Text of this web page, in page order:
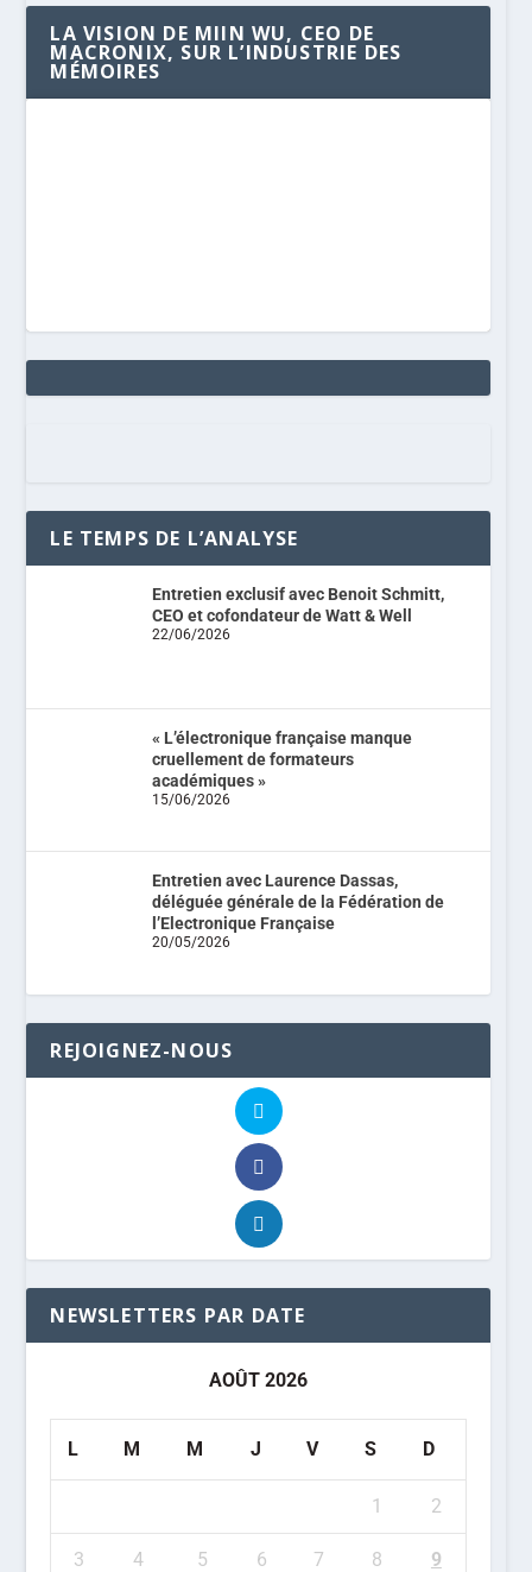
LA VISION DE MIIN WU, CEO DE
MACRONIX, SUR L’INDUSTRIE DES
MÉMOIRES
LE TEMPS DE L’ANALYSE
Entretien exclusif avec Benoit Schmitt,
CEO et cofondateur de Watt & Well
22/06/2026
« L’électronique française manque
cruellement de formateurs
académiques »
15/06/2026
Entretien avec Laurence Dassas,
déléguée générale de la Fédération de
l’Electronique Française
20/05/2026
REJOIGNEZ-NOUS
NEWSLETTERS PAR DATE
AOÛT 2026
L M M J V S D
1 2
3 4 5 6 7 8 9